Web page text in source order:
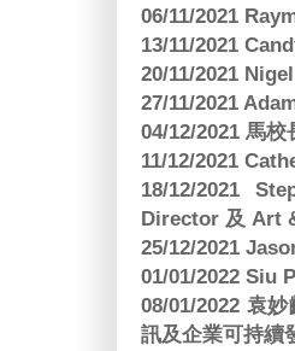
06/11/2021
13/11/2021
20/11/2021
27/11/2021
04/12/2021 馬
11/12/2021
18/12/2021
Director 及 Art
25/12/2021
01/01/2022 Siu
08/01/2022 袁
訊及企業可持續